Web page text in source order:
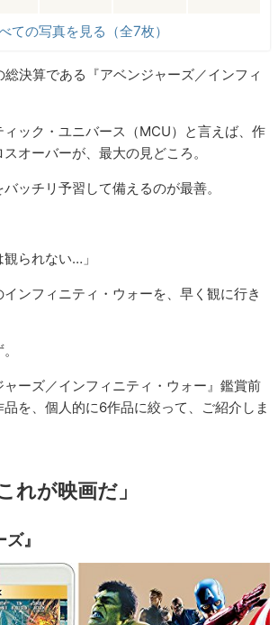
ての写真を見る（全7枚）
総決算である『アベンジャーズ／インフィ
ック・ユニバース（MCU）と言えば、作
オーバーが、最大の見どころ。
ッチリ予習して備えるのが最善。
観られない…」
インフィニティ・ウォーを、早く観に行き
ーズ／インフィニティ・ウォー』鑑賞前
を、個人的に6作品に絞って、ご紹介しま
れが映画だ」
』